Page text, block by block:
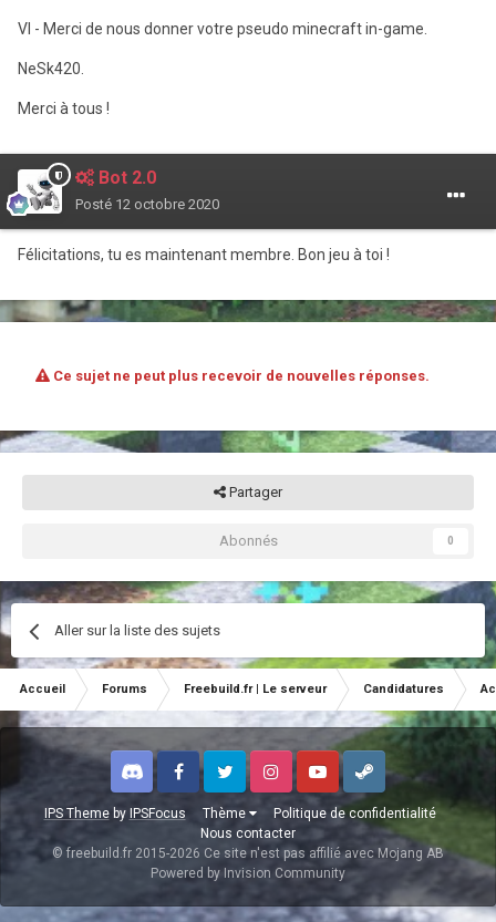
VI - Merci de nous donner votre pseudo minecraft in-game.
NeSk420.
Merci à tous !
Bot 2.0
Posté 12 octobre 2020
Félicitations, tu es maintenant membre. Bon jeu à toi !
Ce sujet ne peut plus recevoir de nouvelles réponses.
Partager
Abonnés 0
Aller sur la liste des sujets
Accueil Forums Freebuild.fr | Le serveur Candidatures
IPS Themeby IPSFocus Thème
Politique de confidentialité
Nous contacter
Discord FacebookTwitter InstagramYoutubeSteam
© freebuild.fr 2015-2026 Ce site n'est pas affilié avec Mojang AB
Powered by Invision Community